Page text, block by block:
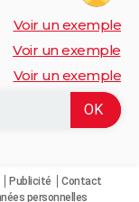
Voir un exemple
Voir un exemple
Voir un exemple
Publicité
Contact
personnelles